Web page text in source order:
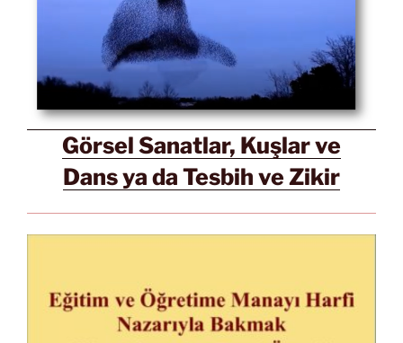
Görsel Sanatlar, Kuşlar ve
Dans ya da Tesbih ve Zikir